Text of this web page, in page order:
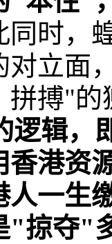
同时，
对立面
拼搏"
辑，
香港资
人一生
"掠夺"